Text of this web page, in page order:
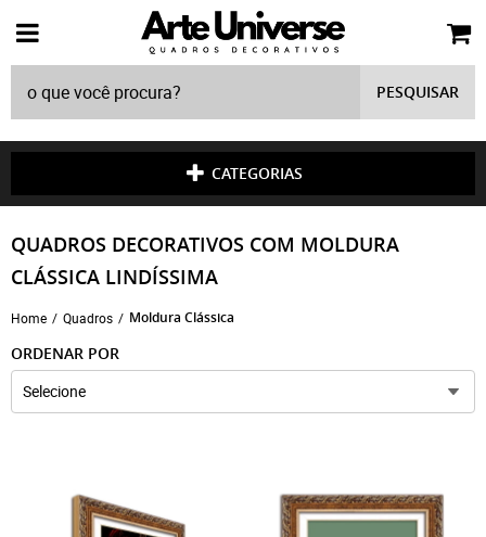
PESQUISAR
CATEGORIAS
QUADROS DECORATIVOS COM MOLDURA
CLÁSSICA LINDÍSSIMA
Home Quadros Moldura Clássica
ORDENAR POR
Selecione